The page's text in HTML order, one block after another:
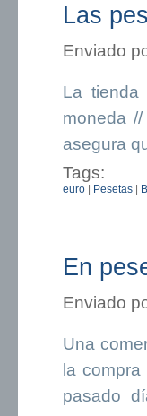
Las
Enviado
La tienda
moneda
asegura
Tags:
euro Pesetas
En
Enviado
Una
la
pasado